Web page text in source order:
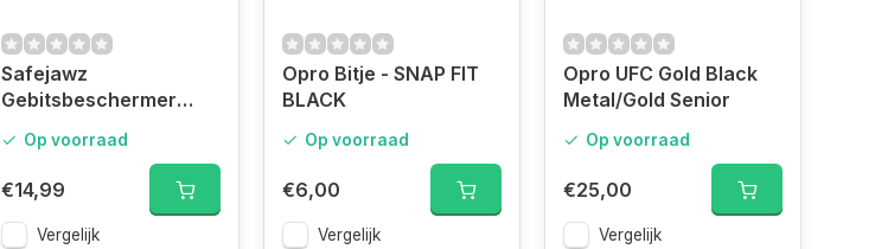
Safejawz
Gebitsbeschermer
Zwart/Blauw
Op voorraad
€14,99
Vergelijk
Opro Bitje - SNAP FIT
BLACK
Op voorraad
€6,00
Vergelijk
Opro UFC Gold Black
Metal/Gold Senior
Op voorraad
€25,00
Vergelijk